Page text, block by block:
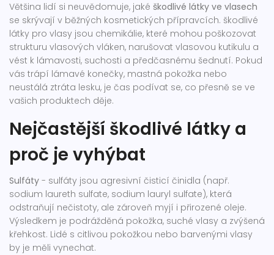
Většina lidí si neuvědomuje, jaké škodlivé látky ve vlasech
se skrývají v běžných kosmetických přípravcích. škodlivé
látky pro vlasy jsou chemikálie, které mohou poškozovat
strukturu vlasových vláken, narušovat vlasovou kutikulu a
vést k lámavosti, suchosti a předčasnému šednutí. Pokud
vás trápí lámavé konečky, mastná pokožka nebo
neustálá ztráta lesku, je čas podívat se, co přesně se ve
vašich produktech děje.
Nejčastější škodlivé látky a
proč je vyhýbat
Sulfáty - sulfáty jsou agresivní čisticí činidla (např.
sodium laureth sulfate, sodium lauryl sulfate), která
odstraňují nečistoty, ale zároveň myjí i přirozené oleje.
Výsledkem je podrážděná pokožka, suché vlasy a zvýšená
křehkost. Lidé s citlivou pokožkou nebo barvenými vlasy
by je měli vynechat.